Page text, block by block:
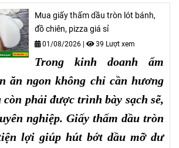
Mua giấy thấm dầu tròn lót bánh,
đồ chiên, pizza giá sỉ
01/08/2026 | 39 Lượt xem
Trong kinh doanh ẩm
ăn ngon không chỉ cần hương
còn phải được trình bày sạch sẽ,
nghiệp. Giấy thấm dầu tròn
lợi giúp hút bớt dầu mỡ dư